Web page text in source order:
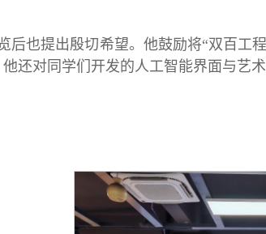
后也提出殷切希望。他鼓励将“双百工
还对同学们开发的人工智能界面与艺